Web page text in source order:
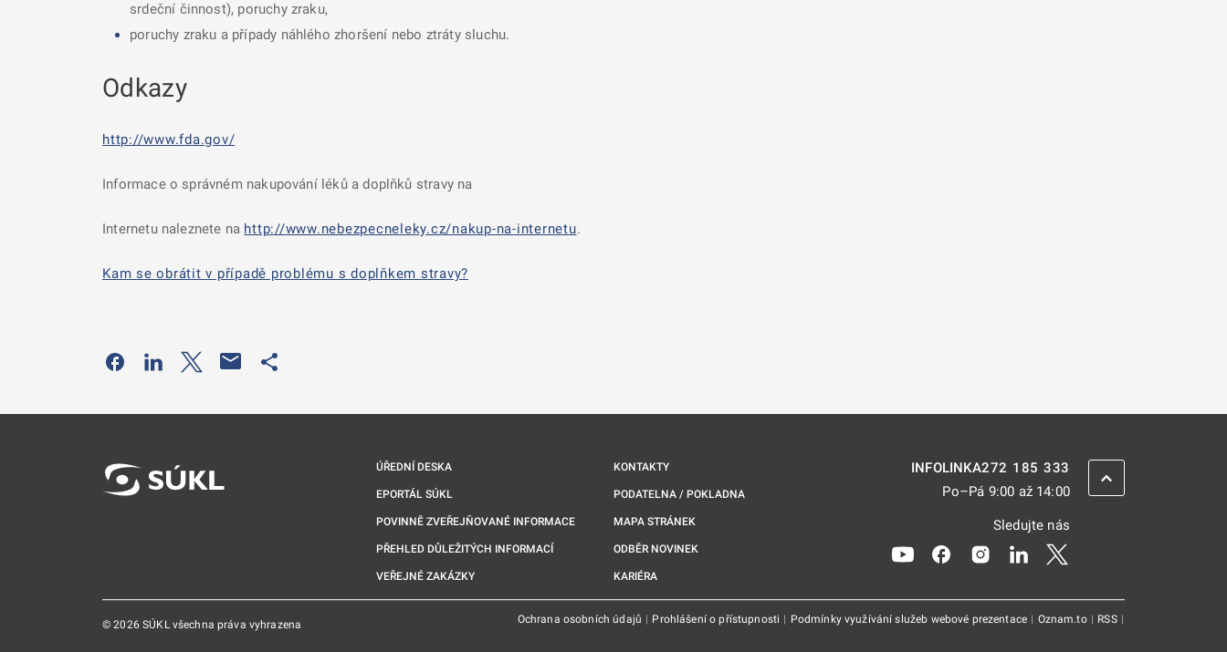
srdeční činnost), poruchy zraku,
poruchy zraku a případy náhlého zhoršení nebo ztráty sluchu.
Odkazy
http://www.fda.gov/
Informace o správném nakupování léků a doplňků stravy na
Internetu naleznete na http://www.nebezpecneleky.cz/nakup-na-internetu.
Kam se obrátit v případě problému s doplňkem stravy?
Odkaz se otevře na nové kartě
Odkaz se otevře na nové kartě
Odkaz se otevře na nové kartě
ÚŘEDNÍ DESKA
EPORTÁL SÚKL
POVINNĚ ZVEŘEJŇOVANÉ INFORMACE
PŘEHLED DŮLEŽITÝCH INFORMACÍ
VEŘEJNÉ ZAKÁZKY
KONTAKTY
PODATELNA / POKLADNA
MAPA STRÁNEK
ODBĚR NOVINEK
KARIÉRA
INFOLINKA272 185 333
Po–Pá 9:00 až 14:00
Sledujte nás
Odkaz se otevře na nové kartě
Odkaz se otevře na nové kartě
Odkaz se otevře na nové kartě
Odkaz se otevře na nové
© 2026 SÚKL všechna práva vyhrazena Ochrana osobních údajů | Prohlášení o přístupnosti | Podmínky využívání služeb webové prezentace | Oznam.to | RSS |
ZPĚT NAHORU